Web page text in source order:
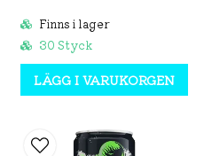
Finns i lager
30 Styck
LÄGG I VARUKORGEN